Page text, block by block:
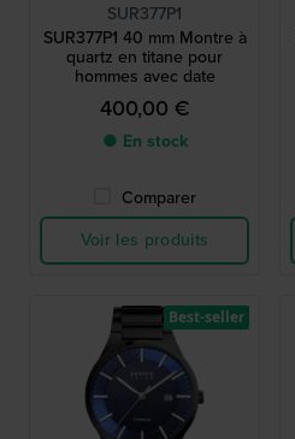
SUR377P1
SUR377P1 40 mm Montre à
quartz en titane pour
hommes avec date
400,00 €
● En stock
Comparer
Voir les produits
Best-seller